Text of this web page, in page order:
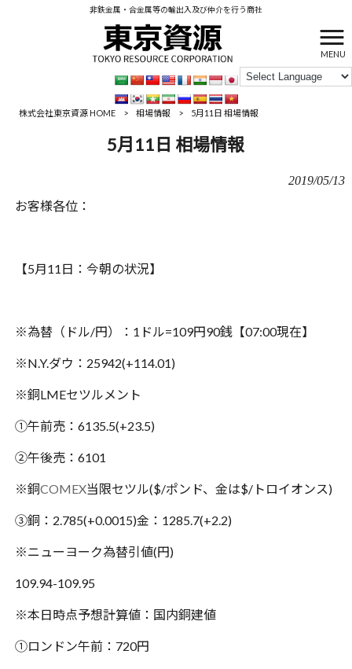
非鉄金属・合金属等の輸出入及び仲介を行う商社
MENU
株式会社東京資源 HOME > 相場情報 > 5月11日 相場情報
5月11日 相場情報
2019/05/13
お客様各位：
【5月11日：今朝の状況】
※為替（ドル/円）：1ドル=109円90銭【07:00現在】
※N.Y.ダウ：25942(+114.01)
※銅LMEセツルメント
①午前売：6135.5(+23.5)
②午後売：6101
※銅COMEX当限セツル($/ポンド、金は$/トロイオンス)
③銅：2.785(+0.0015)金：1285.7(+2.2)
※ニューヨーク為替引値(円)
109.94-109.95
※本日時点予想計算値：国内銅建値
①ロンドン午前：720円